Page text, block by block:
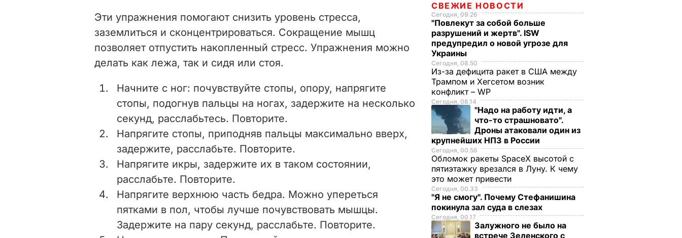
Эти упражнения помогают снизить уровень стресса,
заземлиться и сконцентрироваться. Сокращение мышц
позволяет отпустить накопленный стресс. Упражнения можно
делать как лежа, так и сидя или стоя.
Начните с ног: почувствуйте стопы, опору, напрягите
стопы, подогнув пальцы на ногах, задержите на несколько
секунд, расслабьтесь. Повторите.
Напрягите стопы, приподняв пальцы максимально вверх,
задержите, расслабьте. Повторите.
Напрягите икры, задержите их в таком состоянии,
расслабьте. Повторите.
Напрягите верхнюю часть бедра. Можно упереться
пятками в пол, чтобы лучше почувствовать мышцы.
Задержите на пару секунд, расслабьте. Повторите.
СВЕЖИЕ НОВОСТИ
Сегодня, 09.26
"Повлекут за собой больше
разрушений и жертв". ISW
предупредил о новой угрозе для
Украины
Сегодня, 08.50
Из-за дефицита ракет в США между
Трампом и Хегсетом возник
конфликт – WP
Сегодня, 08.14
"Надо на работу идти, а
что-то страшновато".
Дроны атаковали один из
крупнейших НПЗ в России
Сегодня, 00.56
Обломок ракеты SpaceX высотой с
пятиэтажку врезался в Луну. К чему
это может привести
Сегодня, 00.33
"Я не смогу". Почему Стефанишина
покинула зал суда в слезах
Сегодня, 00.17
Залужного не было на
встрече Зеленского с